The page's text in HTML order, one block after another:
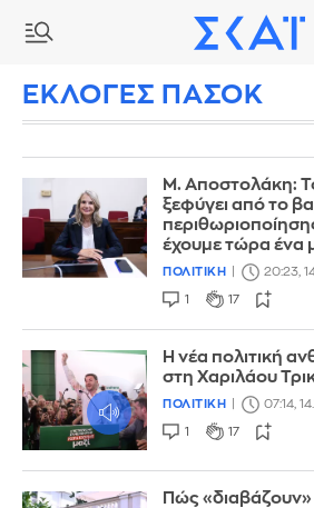
ΕΚΛΟΓΕΣ ΠΑΣΟΚ
Μ. Αποστολάκη:
ξεφύγει από το
έχουμε τώρα ένα
ΠΟΛΙΤΙΚΗ 20:23,
1 17
Η νέα πολιτική
στη Χαριλάου
ΠΟΛΙΤΙΚΗ 07:14,
1 17
Πώς